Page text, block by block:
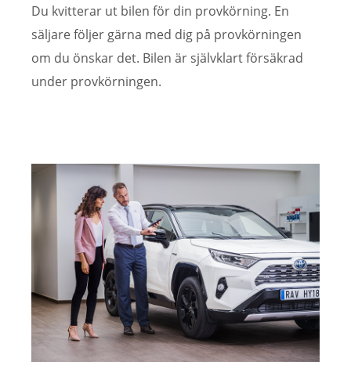
Du kvitterar ut bilen för din provkörning. En
säljare följer gärna med dig på provkörningen
om du önskar det. Bilen är självklart försäkrad
under provkörningen.